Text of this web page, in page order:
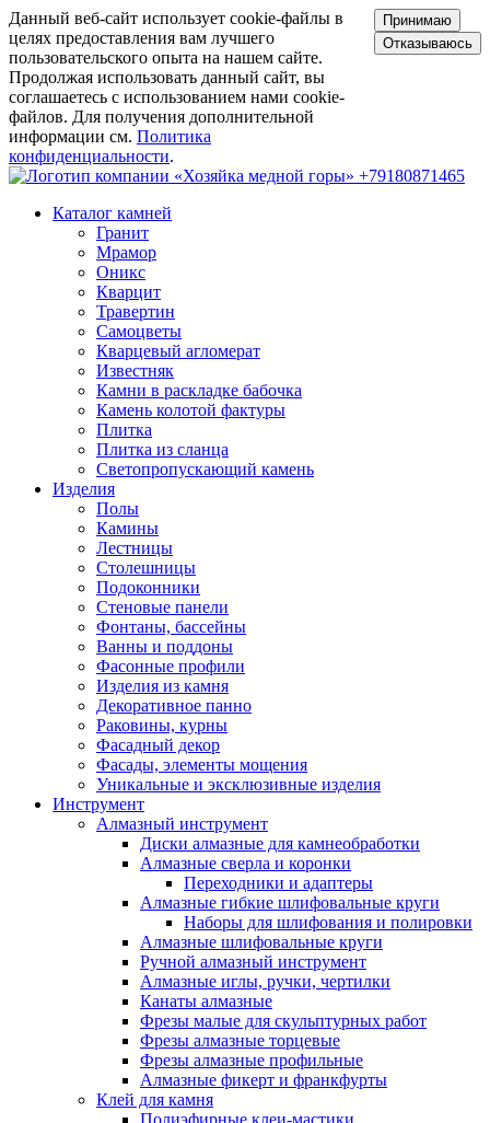
Данный веб-сайт использует cookie-файлы в
целях предоставления вам лучшего
пользовательского опыта на нашем сайте.
Продолжая использовать данный сайт, вы
соглашаетесь с использованием нами cookie-
файлов. Для получения дополнительной
информации см. Политика
конфиденциальности.
Принимаю
Отказываюсь
+79180871465
Каталог камней
Гранит
Мрамор
Оникс
Кварцит
Травертин
Самоцветы
Кварцевый агломерат
Известняк
Камни в раскладке бабочка
Камень колотой фактуры
Плитка
Плитка из сланца
Светопропускающий камень
Изделия
Полы
Камины
Лестницы
Столешницы
Подоконники
Стеновые панели
Фонтаны, бассейны
Ванны и поддоны
Фасонные профили
Изделия из камня
Декоративное панно
Раковины, курны
Фасадный декор
Фасады, элементы мощения
Уникальные и эксклюзивные изделия
Инструмент
Алмазный инструмент
Диски алмазные для камнеобработки
Алмазные сверла и коронки
Переходники и адаптеры
Алмазные гибкие шлифовальные круги
Наборы для шлифования и полировки
Алмазные шлифовальные круги
Ручной алмазный инструмент
Алмазные иглы, ручки, чертилки
Канаты алмазные
Фрезы малые для скульптурных работ
Фрезы алмазные торцевые
Фрезы алмазные профильные
Алмазные фикерт и франкфурты
Клей для камня
Полиэфирные клеи-мастики